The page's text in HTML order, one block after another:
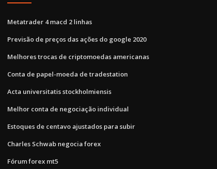
Metatrader 4 macd 2 linhas
Previsão de preços das ações do google 2020
Melhores trocas de criptomoedas americanas
Conta de papel-moeda de tradestation
Acta universitatis stockholmiensis
Melhor conta de negociação individual
Estoques de centavo ajustados para subir
Charles Schwab negocia forex
Fórum forex mt5